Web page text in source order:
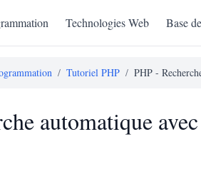
Technologies Web Base
/ Tutoriel PHP / PHP -
automatique